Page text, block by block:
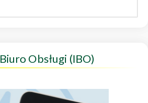
Biuro Obsługi (IBO)